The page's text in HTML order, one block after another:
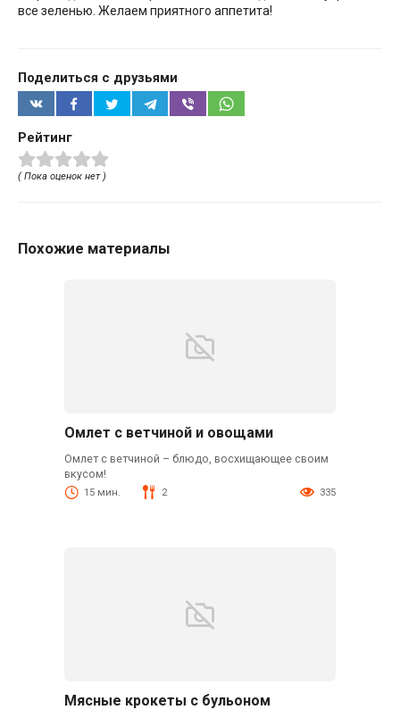
все зеленью. Желаем приятного аппетита!
Поделиться с друзьями
Рейтинг
( Пока оценок нет )
Похожие материалы
Омлет с ветчиной и овощами
Омлет с ветчиной – блюдо, восхищающее своим
вкусом!
15 мин. 2 335
Мясные крокеты с бульоном